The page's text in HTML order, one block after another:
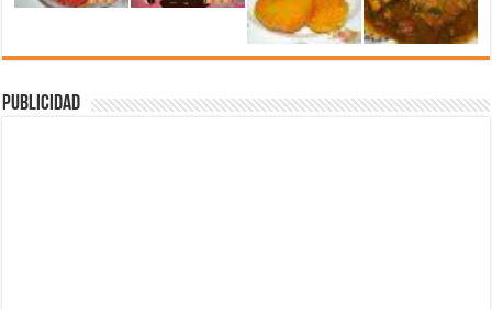
Publicidad